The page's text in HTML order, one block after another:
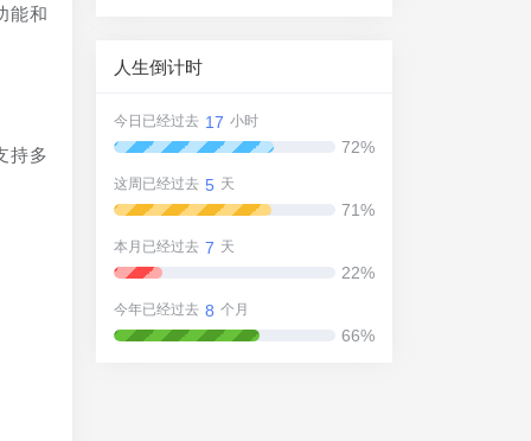
能和
持多
人生倒计时
今日已经过去 17 小时
72%
这周已经过去 5 天
71%
本月已经过去 7 天
22%
今年已经过去 8 个月
66%